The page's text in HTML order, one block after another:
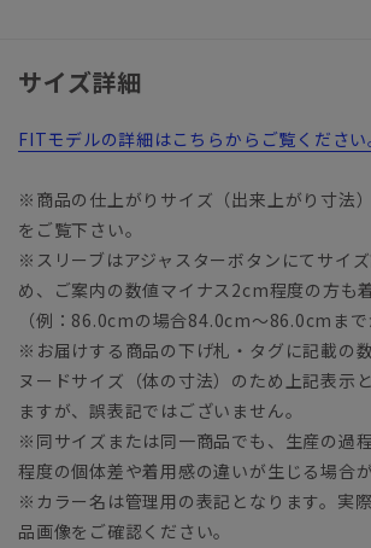
サイズ詳細
FITモデルの詳細はこちらからご覧ください
※商品の仕上がりサイズ（出来上がり寸法
をご覧下さい。
※スリーブはアジャスターボタンにてサイ
め、ご案内の数値マイナス2cm程度の方も
（例：86.0cmの場合84.0cm～86.0cmまで
※お届けする商品の下げ札・タグに記載の
ヌードサイズ（体の寸法）のため上記表示
ますが、誤表記ではございません。
※同サイズまたは同一商品でも、生産の過
程度の個体差や着用感の違いが生じる場合が
※カラー名は管理用の表記となります。実
品画像をご確認ください。